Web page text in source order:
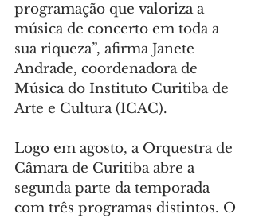
programação que valoriza a
música de concerto em toda a
sua riqueza”, afirma Janete
Andrade, coordenadora de
Música do Instituto Curitiba de
Arte e Cultura (ICAC).
Logo em agosto, a Orquestra de
Câmara de Curitiba abre a
segunda parte da temporada
com três programas distintos. O